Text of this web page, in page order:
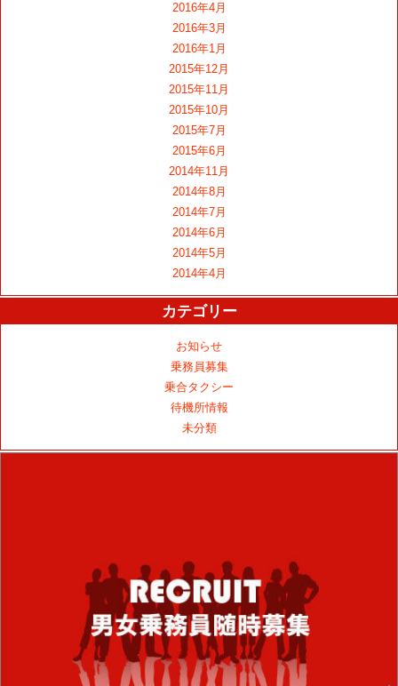
2016年4月
2016年3月
2016年1月
2015年12月
2015年11月
2015年10月
2015年7月
2015年6月
2014年11月
2014年8月
2014年7月
2014年6月
2014年5月
2014年4月
カテゴリー
お知らせ
乗務員募集
乗合タクシー
待機所情報
未分類